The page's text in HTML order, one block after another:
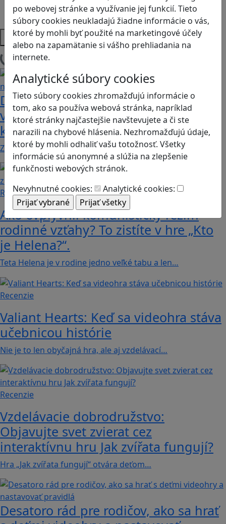
po webovej stránke a využívanie jej funkcií. Tieto
súbory cookies neukladajú žiadne informácie o vás,
ktoré by mohli byť použité na marketingové účely
alebo na zapamätanie si vášho prehliadania na
internete.
Analytické súbory cookies
Tieto súbory cookies zhromažďujú informácie o
tom, ako sa používa webová stránka, napríklad
ktoré stránky najčastejšie navštevujete a či ste
narazili na chybové hlásenia. Nezhromažďujú údaje,
ktoré by mohli odhaliť vašu totožnosť. Všetky
informácie sú anonymné a slúžia na zlepšenie
funkčnosti webových stránok.
Nevyhnutné cookies:
Analytické cookies:
Strategické myslenie
Zdravie a pohyb
Platformy
Načítam blogy
Dobrodružstvá Mimi a Lízy vo
videohre? Dvojica neoddeliteľných
kamarátok už aj ako herné postavy
Značku Mimi a Líza by sme mohli označiť priam za…
Recenzie
Ako ovplyvnil komunistický režim
rodinné vzťahy? To zistíte v hre „Kto
je Helena?“.
Teta Helena je v rodine jedno veľké tabu a len…
Recenzie
Valiant Hearts: Keď sa videohra stáva
učebnicou histórie
Nie je to len obyčajná hra, ale aj vzdelávací…
Recenzie
Vzdelávacie dobrodružstvo:
Objavujte svet zvierat cez
interaktívnu hru Jak zvířata fungují?
Hra „Jak zvířata fungují“ otvára deťom…
Desatoro rád pre rodičov, ako sa hrať